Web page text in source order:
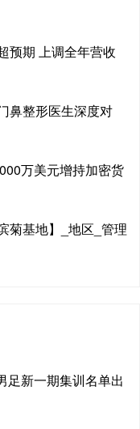
预期 上调全年营收
鼻整形医生深度对
万美元增持加密货
菊基地】_地区_管理
足新一期集训名单出